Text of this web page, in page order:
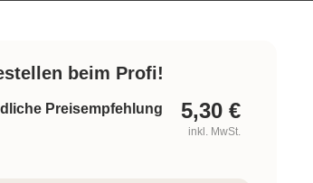
beim Profi!
Preisempfehlung 5,30 €
inkl. MwSt.